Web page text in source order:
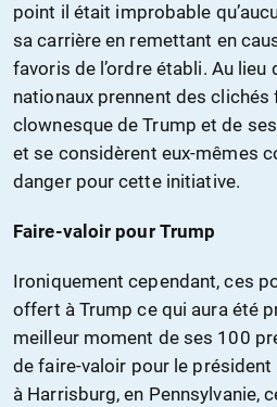
point il était improbable
sa carrière en remettant en
favoris de l’ordre établi. Au lieu
nationaux prennent des clichés
clownesque de Trump et de
et se considèrent eux-mêmes
danger pour cette initiative.
Faire-valoir pour Trump
Ironiquement cependant, ces
offert à Trump ce qui aura été
meilleur moment de ses 100
de faire-valoir pour le président
à Harrisburg, en Pennsylvanie,